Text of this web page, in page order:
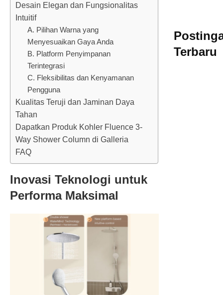
Desain Elegan dan Fungsionalitas
Intuitif
A. Pilihan Warna yang
Menyesuaikan Gaya Anda
B. Platform Penyimpanan
Terintegrasi
C. Fleksibilitas dan Kenyamanan
Pengguna
Kualitas Teruji dan Jaminan Daya
Tahan
Dapatkan Produk Kohler Fluence 3-
Way Shower Column di Galleria
FAQ
Inovasi Teknologi untuk
Performa Maksimal
Terbaru